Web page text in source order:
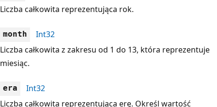
Liczba całkowita reprezentująca rok.
month
Int32
Liczba całkowita z zakresu od 1 do 13, która reprezentuje
miesiąc.
era
Int32
Liczba całkowita reprezentująca erę. Określ wartość